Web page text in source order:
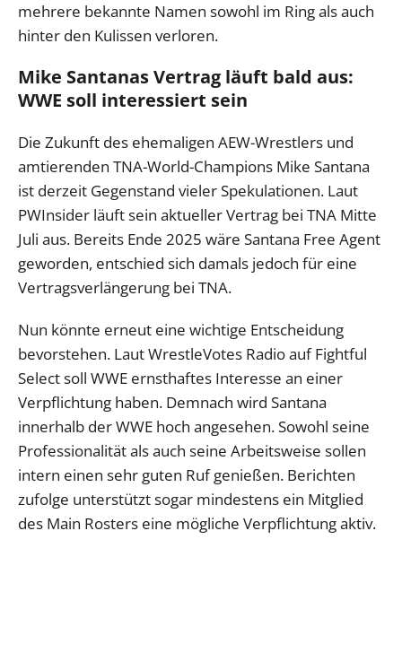
mehrere bekannte Namen sowohl im Ring als auch
hinter den Kulissen verloren.
Mike Santanas Vertrag läuft bald aus:
WWE soll interessiert sein
Die Zukunft des ehemaligen AEW-Wrestlers und
amtierenden TNA-World-Champions Mike Santana
ist derzeit Gegenstand vieler Spekulationen. Laut
PWInsider läuft sein aktueller Vertrag bei TNA Mitte
Juli aus. Bereits Ende 2025 wäre Santana Free Agent
geworden, entschied sich damals jedoch für eine
Vertragsverlängerung bei TNA.
Nun könnte erneut eine wichtige Entscheidung
bevorstehen. Laut WrestleVotes Radio auf Fightful
Select soll WWE ernsthaftes Interesse an einer
Verpflichtung haben. Demnach wird Santana
innerhalb der WWE hoch angesehen. Sowohl seine
Professionalität als auch seine Arbeitsweise sollen
intern einen sehr guten Ruf genießen. Berichten
zufolge unterstützt sogar mindestens ein Mitglied
des Main Rosters eine mögliche Verpflichtung aktiv.